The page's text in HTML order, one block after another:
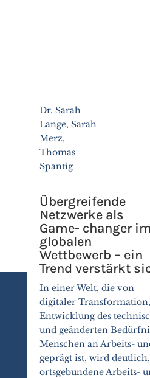
Dr. Sarah
Lange, Sarah
Merz,
Thomas
Spantig
Übergreifende
Netzwerke als
Game- changer im
globalen
Wettbewerb – ein
Trend verstärkt
In einer Welt, die von
digitaler
Entwicklung des
und geänderten
Menschen an Arbeits-
geprägt ist, wird deutlich,
ortsgebundene Arbeits-